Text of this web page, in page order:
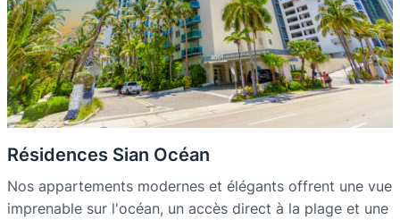
Résidences Sian Océan
Nos appartements modernes et élégants offrent une vue
imprenable sur l'océan, un accès direct à la plage et une